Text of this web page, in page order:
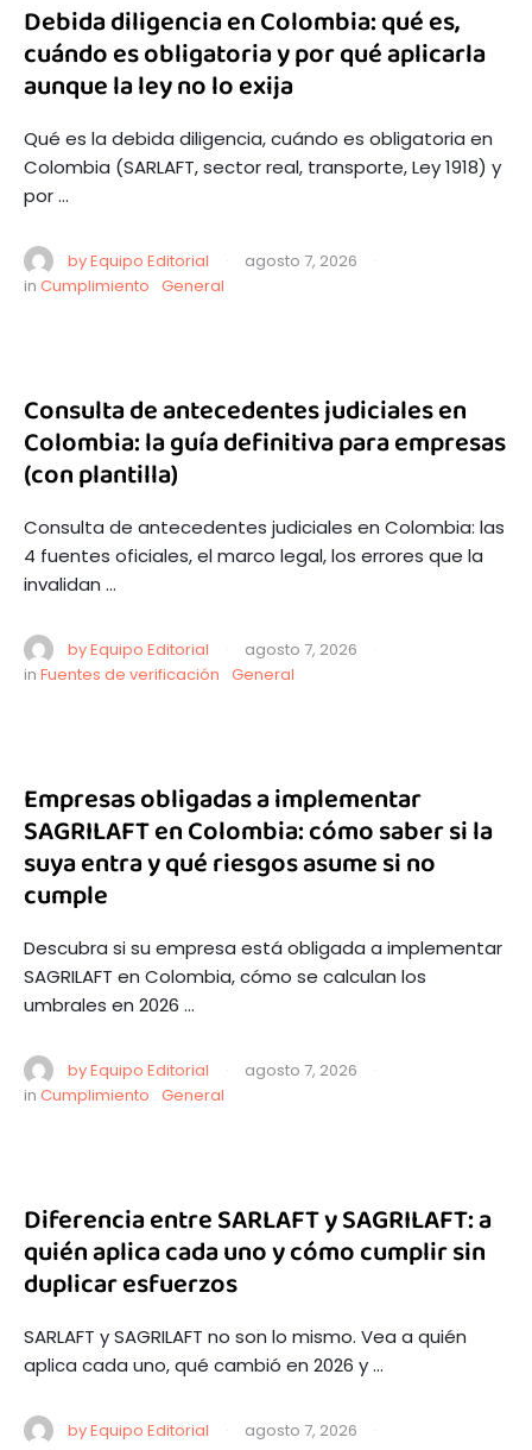
Debida diligencia en Colombia: qué es,
cuándo es obligatoria y por qué aplicarla
aunque la ley no lo exija
Qué es la debida diligencia, cuándo es obligatoria en
Colombia (SARLAFT, sector real, transporte, Ley 1918) y
por …
by Equipo Editorial · agosto 7, 2026
·
in Cumplimiento General
Consulta de antecedentes judiciales en
Colombia: la guía definitiva para empresas
(con plantilla)
Consulta de antecedentes judiciales en Colombia: las
4 fuentes oficiales, el marco legal, los errores que la
invalidan …
by Equipo Editorial · agosto 7, 2026
·
in Fuentes de verificación General
Empresas obligadas a implementar
SAGRILAFT en Colombia: cómo saber si la
suya entra y qué riesgos asume si no
cumple
Descubra si su empresa está obligada a implementar
SAGRILAFT en Colombia, cómo se calculan los
umbrales en 2026 …
by Equipo Editorial · agosto 7, 2026
·
in Cumplimiento General
Diferencia entre SARLAFT y SAGRILAFT: a
quién aplica cada uno y cómo cumplir sin
duplicar esfuerzos
SARLAFT y SAGRILAFT no son lo mismo. Vea a quién
aplica cada uno, qué cambió en 2026 y …
by Equipo Editorial · agosto 7, 2026
·